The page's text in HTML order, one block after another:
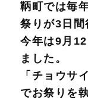
鞆町では毎
祭りが3日間
今年は9月
ました。
「チョウサ
でお祭りを